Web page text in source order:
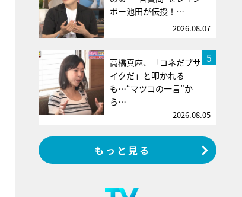
ボー池田が伝授！…
2026.08.07
5
高橋真麻、「コネだブサ
イクだ」と叩かれる
も…“マツコの一言”か
ら…
2026.08.05
もっと見る